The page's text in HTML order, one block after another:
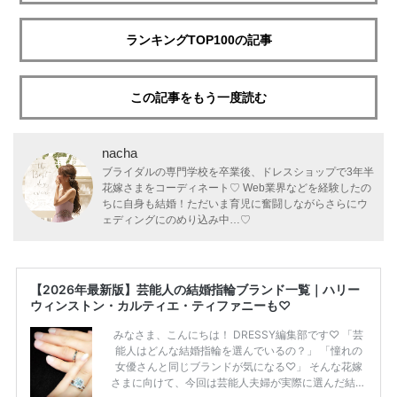
ランキングTOP100の記事
この記事をもう一度読む
nacha
ブライダルの専門学校を卒業後、ドレスショップで3年半
花嫁さまをコーディネート♡ Web業界などを経験したの
ちに自身も結婚！ただいま育児に奮闘しながらさらにウ
ェディングにのめり込み中…♡
【2026年最新版】芸能人の結婚指輪ブランド一覧｜ハリー
ウィンストン・カルティエ・ティファニーも♡
みなさま、こんにちは！ DRESSY編集部です♡ 「芸
能人はどんな結婚指輪を選んでいるの？」 「憧れの
女優さんと同じブランドが気になる♡」 そんな花嫁
さまに向けて、今回は芸能人夫婦が実際に選んだ結婚